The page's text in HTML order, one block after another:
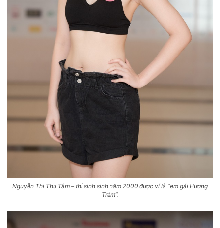
Nguyễn Thị Thu Tâm – thí sinh sinh năm 2000 được ví là “em gái Hương
Tràm”.